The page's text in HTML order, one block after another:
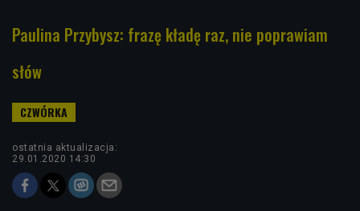
Paulina Przybysz: frazę kładę raz, nie poprawiam
słów
ostatnia aktualizacja:
29.01.2020 14:30